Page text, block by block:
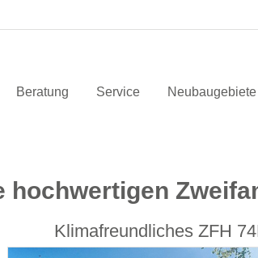
Beratung Service Neubaugebiete
hochwertigen
Klimafreundliches ZFH